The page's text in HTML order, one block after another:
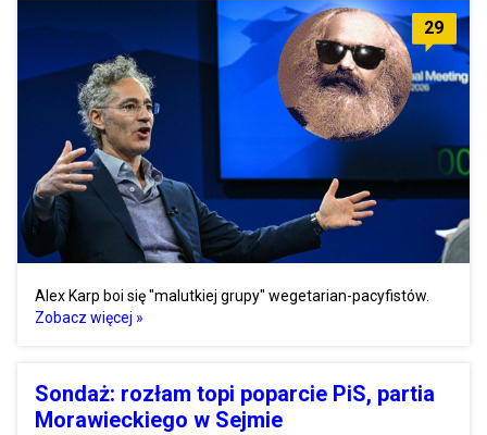
29
Alex Karp boi się "malutkiej grupy" wegetarian-pacyfistów.
Zobacz więcej »
Sondaż: rozłam topi poparcie PiS, partia
Morawieckiego w Sejmie